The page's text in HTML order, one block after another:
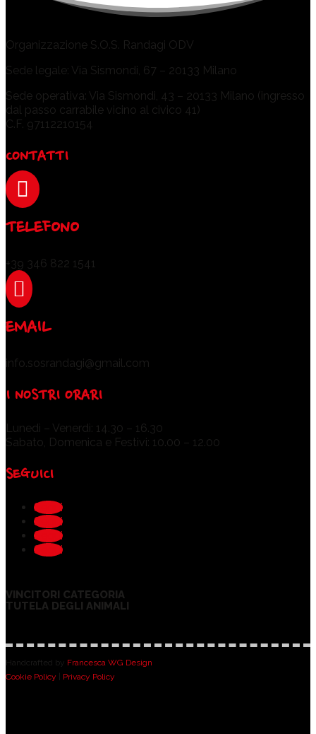
Organizzazione S.O.S. Randagi ODV
Sede legale: Via Sismondi, 67 – 20133 Milano
Sede operativa: Via Sismondi, 43 – 20133 Milano (ingresso
dal passo carrabile vicino al civico 41)
C.F. 97112210154
CONTATTI

TELEFONO
+39 346 822 1541

EMAIL
info.sosrandagi@gmail.com
I NOSTRI ORARI
Lunedì – Venerdì: 14.30 – 16.30
Sabato, Domenica e Festivi: 10.00 – 12.00
SEGUICI
Segui
Segui
Segui
Segui
VINCITORI CATEGORIA
TUTELA DEGLI ANIMALI
Handcrafted by Francesca WG Design
Cookie Policy
Privacy Policy